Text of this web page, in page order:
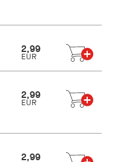
2,99
EUR
2,99
EUR
2,99